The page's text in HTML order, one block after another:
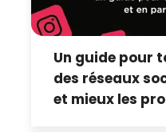
Un guide pour
des réseaux
et mieux les